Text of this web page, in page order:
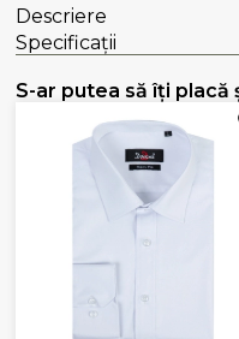
Descriere
Specificații
S-ar putea să îți placă